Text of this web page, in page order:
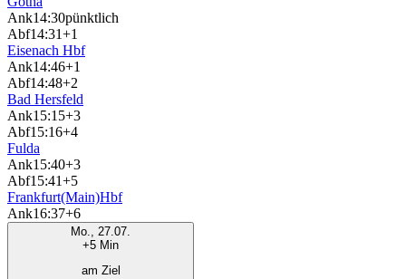
Ank14:30pünktlich
Abf14:31+1
Eisenach Hbf
Ank14:46+1
Abf14:48+2
Bad Hersfeld
Ank15:15+3
Abf15:16+4
Fulda
Ank15:40+3
Abf15:41+5
Frankfurt(Main)Hbf
Ank16:37+6
Mo., 27.07.
+5 Min
am Ziel